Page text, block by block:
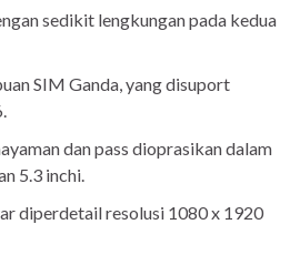
sedikit lengkungan pada kedua
SIM Ganda, yang disuport
dan pass dioprasikan dalam
5.3 inchi.
diperdetail resolusi 1080 x 1920